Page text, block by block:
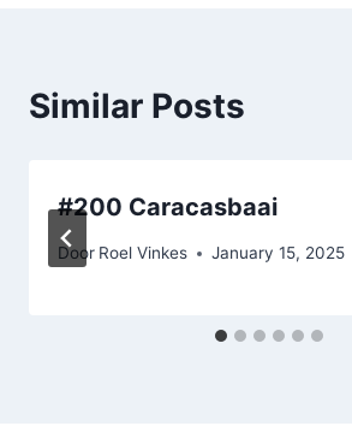
Similar Posts
#200 Caracasbaai
Door Roel Vinkes January 15, 2025